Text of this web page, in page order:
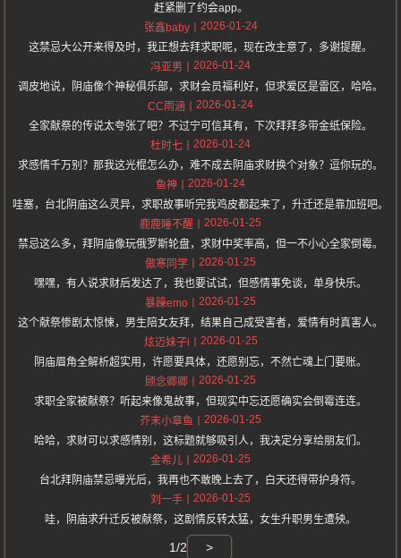
赶紧删了约会app。
张鑫baby
2026-01-24
这禁忌大公开来得及时，我正想去拜求职呢，现在改主意了，多谢提醒。
冯亚男
2026-01-24
调皮地说，阴庙像个神秘俱乐部，求财会员福利好，但求爱区是雷区，哈哈。
CC雨涵
2026-01-24
全家献祭的传说太夸张了吧？不过宁可信其有，下次拜拜多带金纸保险。
杜时七
2026-01-24
求感情千万别？那我这光棍怎么办，难不成去阴庙求财换个对象？逗你玩的。
鱼神
2026-01-24
哇塞，台北阴庙这么灵异，求职故事听完我鸡皮都起来了，升迁还是靠加班吧。
鹿鹿睡不醒
2026-01-25
禁忌这么多，拜阴庙像玩俄罗斯轮盘，求财中奖率高，但一不小心全家倒霉。
傲寒同学
2026-01-25
嘿嘿，有人说求财后发达了，我也要试试，但感情事免谈，单身快乐。
暴躁emo
2026-01-25
这个献祭惨剧太惊悚，男生陪女友拜，结果自己成受害者，爱情有时真害人。
炫迈妹子i
2026-01-25
阴庙眉角全解析超实用，许愿要具体，还愿别忘，不然亡魂上门要账。
顾念卿卿
2026-01-25
求职全家被献祭？听起来像鬼故事，但现实中忘还愿确实会倒霉连连。
芥末小章鱼
2026-01-25
哈哈，求财可以求感情别，这标题就够吸引人，我决定分享给朋友们。
金希儿
2026-01-25
台北拜阴庙禁忌曝光后，我再也不敢晚上去了，白天还得带护身符。
刘一手
2026-01-25
哇，阴庙求升迁反被献祭，这剧情反转太猛，女生升职男生遭殃。
1/2 >